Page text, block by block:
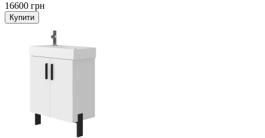
16600 грн